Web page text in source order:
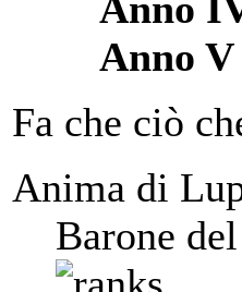
Anno
Fa che ciò
Anima di
Barone